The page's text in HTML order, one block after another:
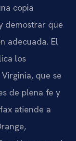
copia
demostrar que
adecuada. El
los
que se
de plena fe y
atiende a